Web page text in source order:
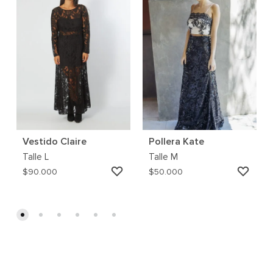
Vestido Claire
Talle L
$90.000
AGREGAR
Pollera Kate
Talle M
$50.000